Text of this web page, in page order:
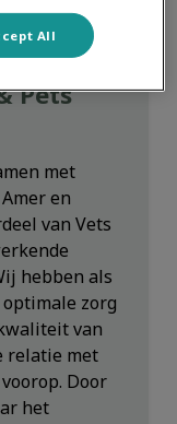
Pets
met
en
van Vets
hebben als
zorg
van
relatie met
Door
het
All